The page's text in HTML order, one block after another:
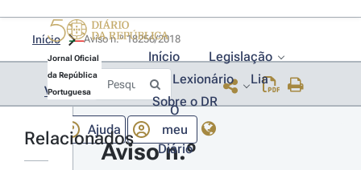
Jornal Oficial
da República
Portuguesa
Início
Legislação
Lexionário
Lia
Sobre o DR
Ajuda
O
meu
Diário
Início
Voltar
Relacionados
Aviso n.º